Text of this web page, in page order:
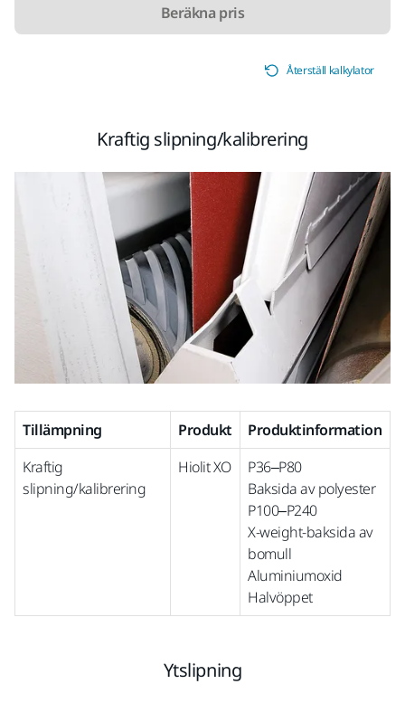
Beräkna pris
Återställ kalkylator
Kraftig slipning/kalibrering
Tillämpning Produkt
Produktinformation
Kraftig
slipning/kalibrering
Hiolit XO
P36–P80
Baksida av polyester
P100–P240
X-weight-baksida av
bomull
Aluminiumoxid
Halvöppet
Ytslipning